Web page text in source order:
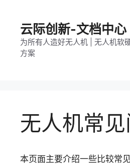
云际创新-文档中心
为所有人造好无人机 | 无人机软
方案
无人机常
本页面主要介绍一些比较常